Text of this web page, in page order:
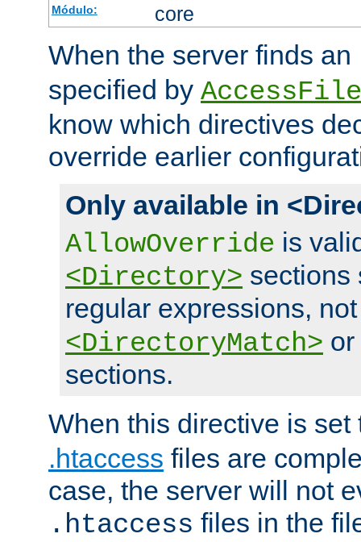
Módulo: core
When the server finds an
specified by
know which directives
override earlier
Only available in
AllowOverride is
<Directory> sections
regular expressions,
<DirectoryMatch> or
sections.
When this directive is
.htaccess files are
case, the server will not
.htaccess files in the